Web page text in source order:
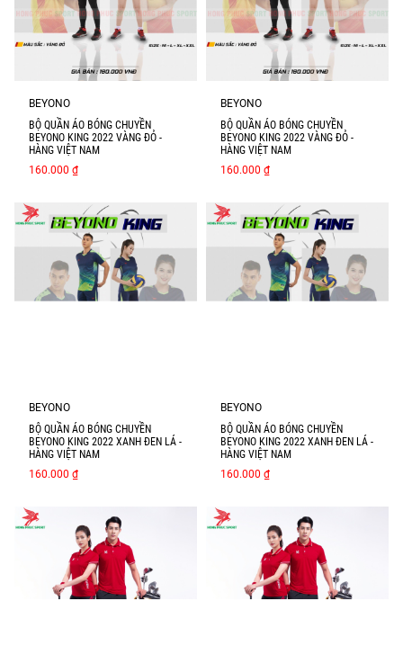
BEYONO
BỘ QUẦN ÁO BÓNG CHUYỀN
BEYONO KING 2022 VÀNG ĐỎ -
HÀNG VIỆT NAM
160.000 ₫
BEYONO
BỘ QUẦN ÁO BÓNG CHUYỀN
BEYONO KING 2022 VÀNG ĐỎ -
HÀNG VIỆT NAM
160.000 ₫
BEYONO
BỘ QUẦN ÁO BÓNG CHUYỀN
BEYONO KING 2022 XANH ĐEN LÁ -
HÀNG VIỆT NAM
160.000 ₫
BEYONO
BỘ QUẦN ÁO BÓNG CHUYỀN
BEYONO KING 2022 XANH ĐEN LÁ -
HÀNG VIỆT NAM
160.000 ₫